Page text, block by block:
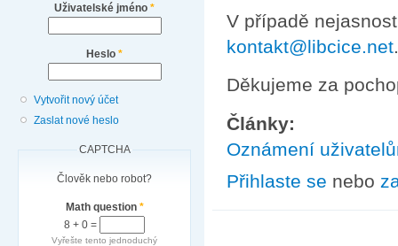
Uživatelské jméno *
Heslo *
Vytvořit nový účet
Zaslat nové heslo
CAPTCHA
Člověk nebo robot?
Math question *
8 + 0 =
Vyřešte tento jednoduchý
V případě
kontakt@libcice.net
Děkujeme za
Články:
Oznámení
Přihlaste se nebo